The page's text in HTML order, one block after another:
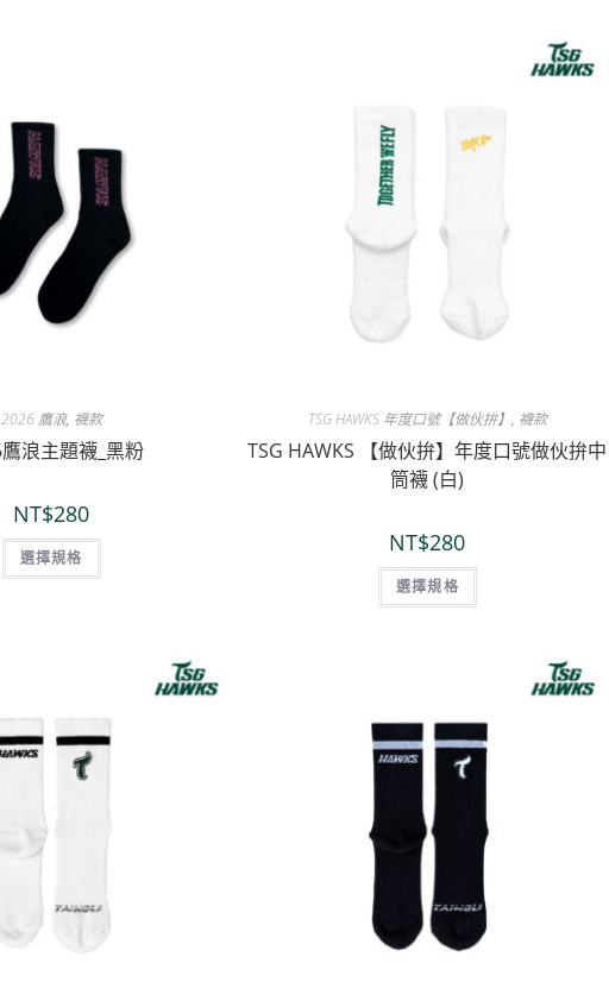
2026 鷹浪, 襪款
浪主題襪_黑粉
NT$280
選擇規格
TSG HAWKS 年度口號【做伙拚】 , 襪款
TSG HAWKS 【做伙拚】年度口號做伙拚中
筒襪 (白)
NT$280
選擇規格